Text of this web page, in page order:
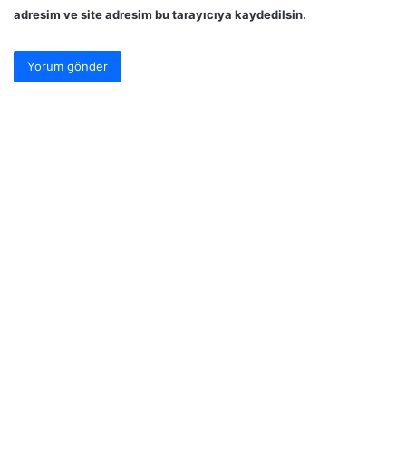
adresim ve site adresim bu tarayıcıya kaydedilsin.